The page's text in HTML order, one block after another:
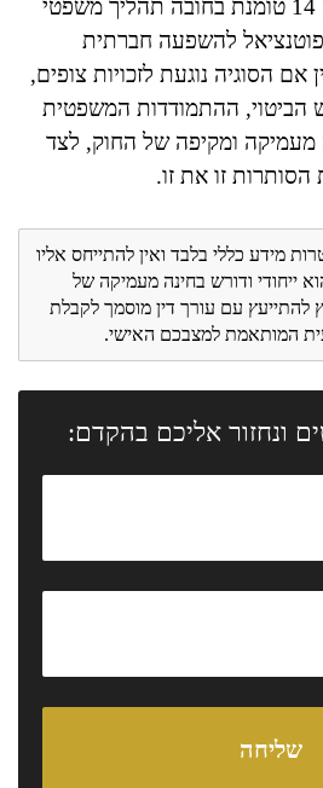
תביעה ייצוגית נגד ערוץ 14 טומנת בחובה תהליך משפטי
להשפעה חברתית
אם הסוגיה נוגעת לזכויות צופים,
הביטוי, ההתמודדות המשפטית
מעמיקה ומקיפה של החוק, לצד
הסותרות זו את זו.
מידע כללי בלבד ואין להתייחס אליו
ייחודי ודורש בחינה מעמיקה של
להתייעץ עם עורך דין מוסמך לקבלת
המותאמת למצבכם האישי.
ונחזור אליכם בהקדם: